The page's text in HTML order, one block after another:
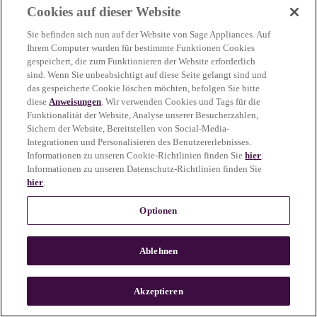
more information)
n
Cookies auf dieser Website
Sie befinden sich nun auf der Website von Sage Appliances. Auf
Ihrem Computer wurden für bestimmte Funktionen Cookies
gespeichert, die zum Funktionieren der Website erforderlich
sind. Wenn Sie unbeabsichtigt auf diese Seite gelangt sind und
das gespeicherte Cookie löschen möchten, befolgen Sie bitte
dieseAnweisungen. Wir verwenden Cookies und Tags für die
Funktionalität der Website, Analyse unserer Besucherzahlen,
Sichern der Website, Bereitstellen von Social-Media-
Integrationen und Personalisieren des Benutzererlebnisses.
Informationen zu unseren Cookie-Richtlinien finden Siehier.
Informationen zu unseren Datenschutz-Richtlinien finden Sie
hier.
Optionen
Ablehnen
Akzeptieren